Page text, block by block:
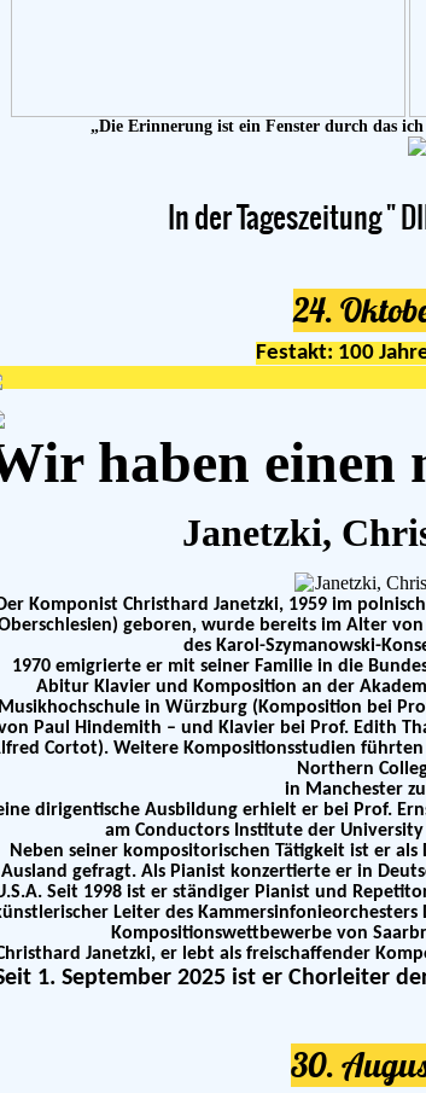
„Die Erinnerung ist ein Fenster durch das
In der Tageszeitung "
24.
Festakt: 100
haben einen
Janetzki,
Komponist Christhard Janetzki, 1959 im
geboren, wurde bereits im Alter
des Karol-Szymanowski-
1970 emigrierte er mit seiner Familie in die
Abitur Klavier und Komposition an der
in Würzburg (Komposition bei
Paul Hindemith – und Klavier bei Prof. Edith
Cortot). Weitere Kompositionsstudien führten
Northern
in Manchester
dirigentische Ausbildung erhielt er bei Prof.
am Conductors Institute der
Neben seiner kompositorischen Tätigkeit ist er
Ausland gefragt. Als Pianist konzertierte er in
Seit 1998 ist er ständiger Pianist und
Leiter des
Kompositionswettbewerbe von
Janetzki, er lebt als freischaffender
1. September 2025 ist er Chorleiter
30.